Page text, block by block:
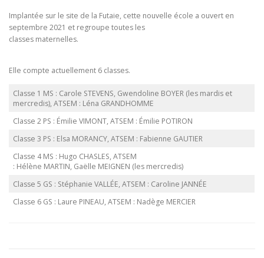
Implantée sur le site de la Futaie, cette nouvelle école a ouvert en
septembre 2021 et regroupe toutes les
classes maternelles.
Elle compte actuellement 6 classes.
Classe 1 MS : Carole STEVENS, Gwendoline BOYER (les mardis et
mercredis), ATSEM : Léna GRANDHOMME
Classe 2 PS : Émilie VIMONT, ATSEM : Émilie POTIRON
Classe 3 PS : Elsa MORANCY, ATSEM : Fabienne GAUTIER
Classe 4 MS : Hugo CHASLES, ATSEM
: Hélène MARTIN, Gaëlle MEIGNEN (les mercredis)
Classe 5 GS : Stéphanie VALLÉE, ATSEM : Caroline JANNÉE
Classe 6 GS : Laure PINEAU, ATSEM : Nadège MERCIER